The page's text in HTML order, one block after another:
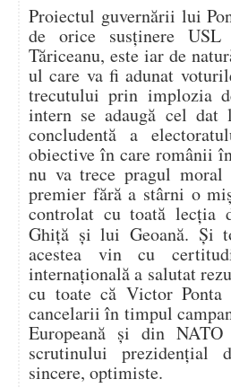
Proiectul guvernării lui
de orice susținere
Tăriceanu, este iar de
ul care va fi adunat
trecutului prin implozia
intern se adaugă cel
concludentă a
obiective în care românii
nu va trece pragul
premier fără a stârni o
controlat cu toată lecția
Ghiță și lui Geoană. Și
acestea vin cu
internațională a salutat
cu toate că Victor
cancelarii în timpul
Europeană și din
scrutinului
sincere, optimiste.